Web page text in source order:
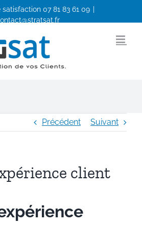
satisfaction 07 81 83 61 09
FacebookLinkedIn
Précédent Suivant
client